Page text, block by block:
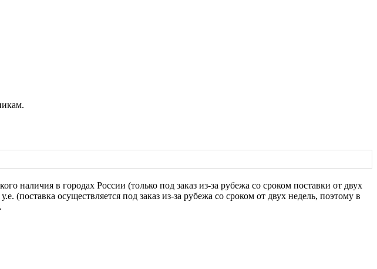
наличия в городах России (только под заказ из-за рубежа со сроком поставки от двух
(поставка осуществляется под заказ из-за рубежа со сроком от двух недель, поэтому в